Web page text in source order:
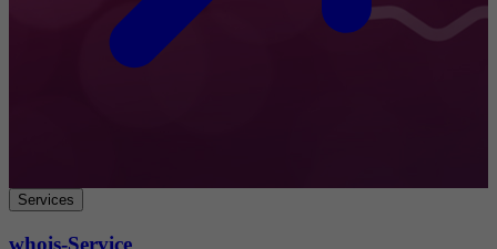
Services
whois-Service